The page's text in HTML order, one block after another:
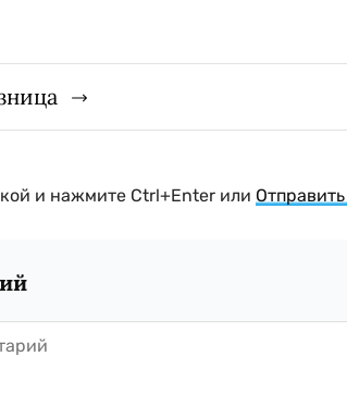
и нажмите Ctrl+Enter или